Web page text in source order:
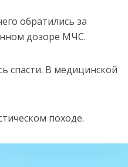
обратились за
дозоре МЧС.
спасти. В медицинской
походе.